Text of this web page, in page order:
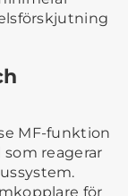
MF-funktion
reagerar
för